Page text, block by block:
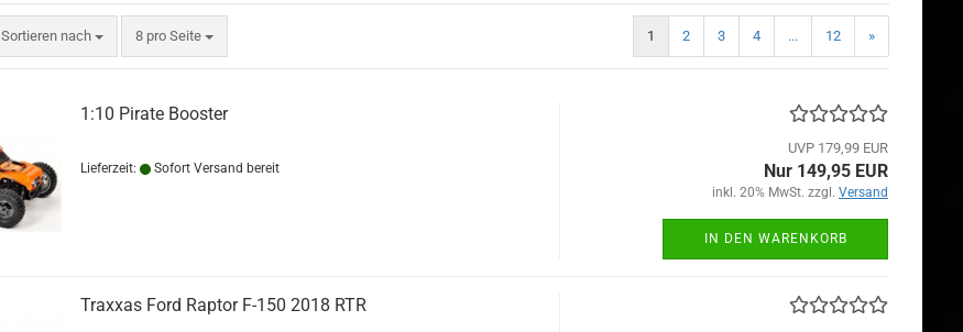
Sortieren nach
Sortieren nach 8 pro Seite
pro Seite 1 2 3 4 ... 12 »
1:10 Pirate Booster
Lieferzeit: Sofort Versand bereit
UVP 179,99 EUR
Nur 149,95 EUR
inkl. 20% MwSt. zzgl. Versand
IN DEN WARENKORB
Traxxas Ford Raptor F-150 2018 RTR